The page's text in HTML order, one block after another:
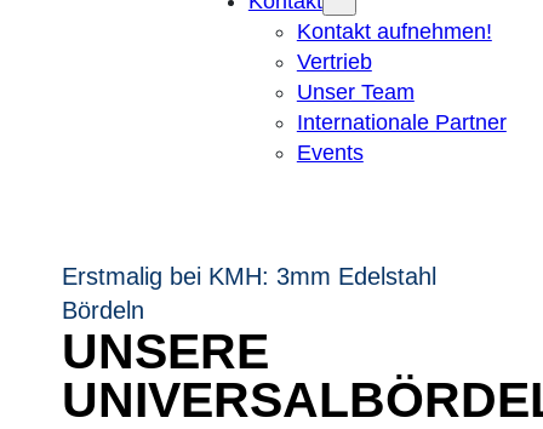
Kontakt aufnehmen!
Vertrieb
Unser Team
Internationale Partner
Events
Erstmalig bei KMH: 3mm Edelstahl
Bördeln
UNSERE